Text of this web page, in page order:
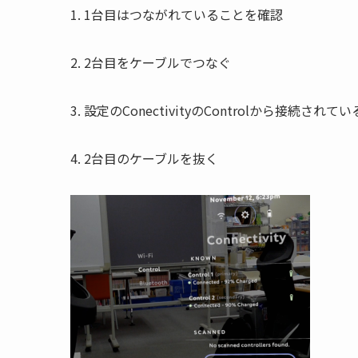
1. 1台目はつながれていることを確認
2. 2台目をケーブルでつなぐ
3. 設定のConectivityのControlから接続されてい
4. 2台目のケーブルを抜く